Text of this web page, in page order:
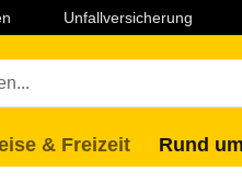
Unfallversicherung
& Freizeit Rund